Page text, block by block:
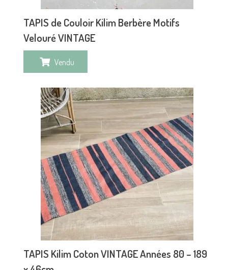
TAPIS de Couloir Kilim Berbère Motifs
Velouré VINTAGE
Vendu
TAPIS Kilim Coton VINTAGE Années 80 – 189